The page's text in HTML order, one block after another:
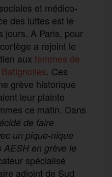
et médico-
des luttes est le
jours. A Paris, pour
a rejoint le
aux femmes de
. Ces
grève historique
leur plainte
ce matin. Dans
de faire
un pique-nique
AESH en grève le
spécialisé
adjoint de Sud